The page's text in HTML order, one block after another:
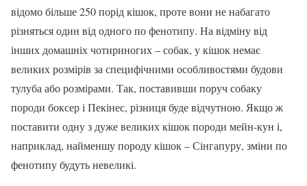
відомо більше 250 порід кішок, проте вони не набагато
різняться один від одного по фенотипу. На відміну від
інших домашніх чотириногих – собак, у кішок немає
великих розмірів за специфічними особливостями будови
тулуба або розмірами. Так, поставивши поруч собаку
породи боксер і Пекінес, різниця буде відчутною. Якщо ж
поставити одну з дуже великих кішок породи мейн-кун і,
наприклад, найменшу породу кішок – Сінгапуру, зміни по
фенотипу будуть невеликі.